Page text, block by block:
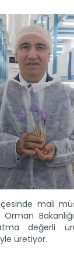
mali
değerli
üretiyor.